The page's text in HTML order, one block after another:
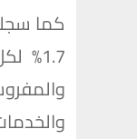
كما
والخدمات